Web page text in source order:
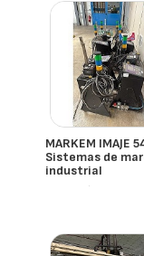
MARKEM IMAJE
Sistemas de
industrial
- España